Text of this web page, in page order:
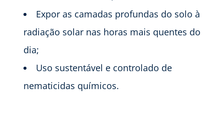
Expor as camadas profundas do solo à
radiação solar nas horas mais quentes do
dia;
Uso sustentável e controlado de
nematicidas químicos.